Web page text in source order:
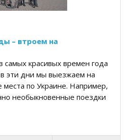
– втроем на
самых красивых времен года
эти дни мы выезжаем на
места по Украине. Например,
необыкновенные поездки